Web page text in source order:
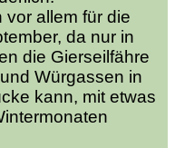
vor allem für die
da nur in
die Gierseilfähre
Würgassen in
kann, mit etwas